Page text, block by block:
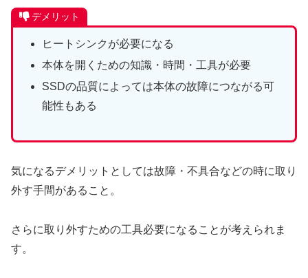
デメリット
ヒートシンクが必要になる
本体を開くための知識・時間・工具が必要
SSDの品質によっては本体の故障につながる可
能性もある
気になるデメリットとしては故障・不具合などの時に取り
外す手間があること。
さらに取り外すための工具必要になることが考えられま
す。